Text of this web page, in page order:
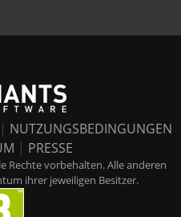
| NUTZUNGSBEDINGUNGEN
| PRESSE
Rechte vorbehalten. Alle anderen
ihrer jeweiligen Besitzer.